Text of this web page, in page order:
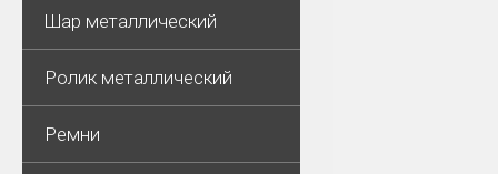
Шар металлический
Ролик металлический
Ремни